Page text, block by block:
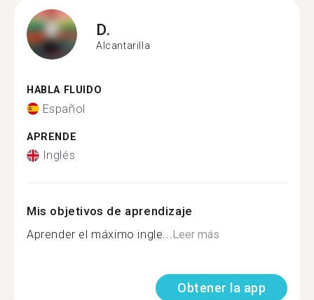
D.
Alcantarilla
HABLA FLUIDO
Español
APRENDE
Inglés
Mis objetivos de aprendizaje
Aprender el máximo ingle...Leer más
Obtener la app